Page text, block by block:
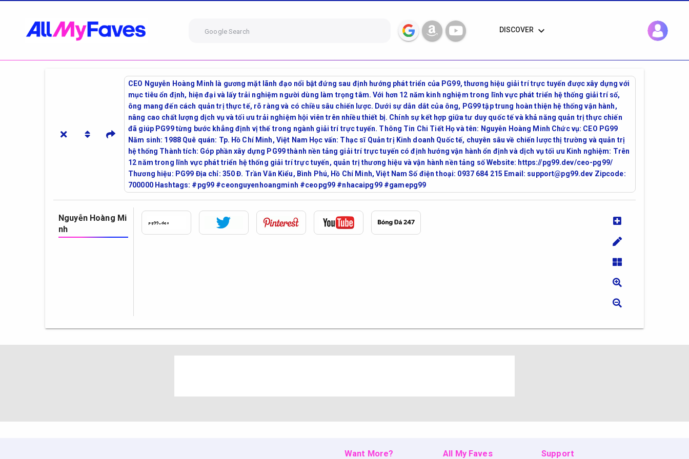
Google Search DISCOVER keyboard_arrow_down
CEO Nguyễn Hoàng Minh là gương mặt lãnh đạo nổi bật đứng sau định hướng phát triển của PG99, thương hiệu giải trí trực tuyến được xây dựng với
mục tiêu ổn định, hiện đại và lấy trải nghiệm người dùng làm trọng tâm. Với hơn 12 năm kinh nghiệm trong lĩnh vực phát triển hệ thống giải trí số,
ông mang đến cách quản trị thực tế, rõ ràng và có chiều sâu chiến lược. Dưới sự dẫn dắt của ông, PG99 tập trung hoàn thiện hệ thống vận hành,
nâng cao chất lượng dịch vụ và tối ưu trải nghiệm hội viên trên nhiều thiết bị. Chính sự kết hợp giữa tư duy quốc tế và khả năng quản trị thực chiến
đã giúp PG99 từng bước khẳng định vị thế trong ngành giải trí trực tuyến. Thông Tin Chi Tiết Họ và tên: Nguyễn Hoàng Minh Chức vụ: CEO PG99
Năm sinh: 1988 Quê quán: Tp. Hồ Chí Minh, Việt Nam Học vấn: Thạc sĩ Quản trị Kinh doanh Quốc tế, chuyên sâu về chiến lược thị trường và quản trị
hệ thống Thành tích: Góp phần xây dựng PG99 thành nền tảng giải trí trực tuyến có định hướng vận hành ổn định và dịch vụ tối ưu Kinh nghiệm: Trên
12 năm trong lĩnh vực phát triển hệ thống giải trí trực tuyến, quản trị thương hiệu và vận hành nền tảng số Website: https://pg99.dev/ceo-pg99/
Thương hiệu: PG99 Địa chỉ: 350 Đ. Trần Văn Kiểu, Bình Phú, Hồ Chí Minh, Việt Nam Số điện thoại: 0937 684 215 Email: support@pg99.dev Zipcode:
700000 Hashtags: #pg99 #ceonguyenhoangminh #ceopg99 #nhacaipg99 #gamepg99
Nguyễn Hoàng Mi
nh
Want More? All My Faves Support